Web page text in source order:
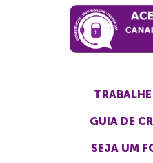
GUIA DE
SEJA UM